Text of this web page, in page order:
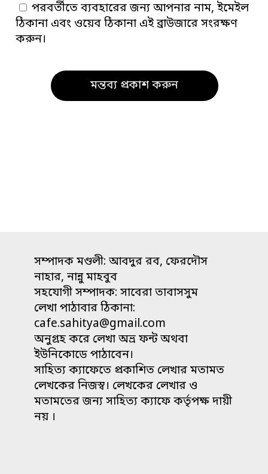
পরবর্তীতে ব্যবহারের জন্য আপনার নাম, ইমেইল
ঠিকানা এবং ওয়েব ঠিকানা এই ব্রাউজারে সংরক্ষণ
করুন।
সম্পাদক মণ্ডলী: আবদুর রব, ফেরদৌস
নাহার, নান্নু মাহবুব
সহযোগী সম্পাদক: সাবেরা তাবাসসুম
লেখা পাঠাবার ঠিকানা:
cafe.sahitya@gmail.com
অনুগ্রহ করে লেখা অভ্র ফন্ট অথবা
ইউনিকোডে পাঠাবেন।
সাহিত্য ক্যাফেতে প্রকাশিত লেখার মতামত
লেখকের নিজস্ব। লেখকের লেখার ও
মতামতের জন্য সাহিত্য ক্যাফে কর্তৃপক্ষ দায়ী
নয় ।